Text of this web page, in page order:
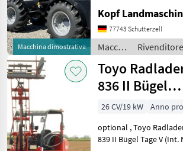
Macchina dimostrativa
Steuerkreis, STVZO-
GutachtenStandard
Schaufel 110 cm und
Palettengabel
Neumaschine 2024 3, 1
Kopf
77743 Schutterzell
Macchine
edili /
Toyo
Toyo
836 II Bügel
Stage V 310
Hubmast
26 CV/19 kW Anno
optional , Toyo Radlader
839 II Bügel Tage V (Int.